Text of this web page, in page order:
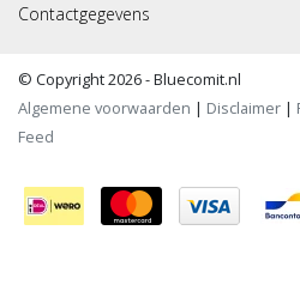
Contactgegevens
© Copyright 2026 - Bluecomit.nl
Algemene voorwaarden | Disclaimer |
Feed